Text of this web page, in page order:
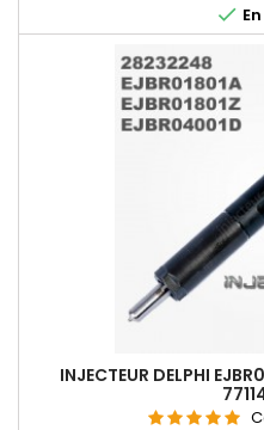

INJECTEUR DELPHI